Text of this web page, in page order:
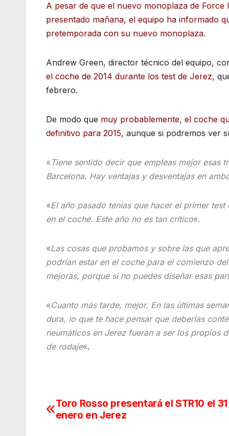
A pesar de que el nuevo monoplaza de Force
presentado mañana, el equipo ha informado
pretemporada con su nuevo monoplaza.
Andrew Green, director técnico del equipo,
el coche de 2014 durante los test de Jerez,
febrero.
De modo que muy probablemente, el coche
definitivo para 2015, aunque si podremos ver
«Tiene sentido decir que empleas mejor esas
Barcelona. Hay ventajas y desventajas en
«El año pasado tenías que hacer el primer
en el coche. Este año no es tan crítico«.
«Las cosas que probamos y sobre las que
podrían estar en el coche para el comienzo
mejoras, porque si no puedes diseñar esas
«Cuanto más tarde, mejor. En las últimas
dura, lo que te hace pensar que deberías
neumáticos en Jerez fueran a ser los propios
de rodaje«.
Navegación
Toro Rosso presentará el STR10 el
enero en Jerez